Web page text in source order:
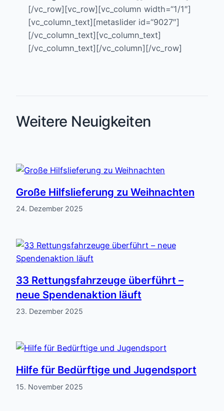
[/vc_row][vc_row][vc_column width=“1/1″]
[vc_column_text][metaslider id=“9027″]
[/vc_column_text][vc_column_text]
[/vc_column_text][/vc_column][/vc_row]
Weitere Neuigkeiten
Große Hilfslieferung zu Weihnachten
24. Dezember 2025
33 Rettungsfahrzeuge überführt –
neue Spendenaktion läuft
23. Dezember 2025
Hilfe für Bedürftige und Jugendsport
15. November 2025